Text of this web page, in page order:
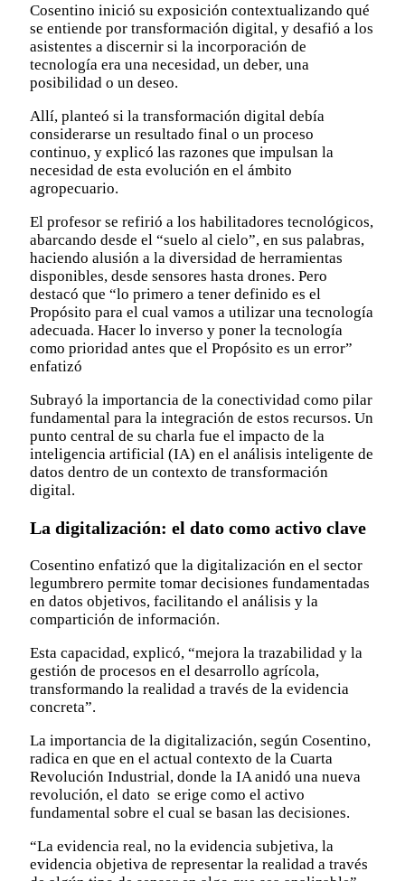
Cosentino inició su exposición contextualizando qué
se entiende por transformación digital, y desafió a los
asistentes a discernir si la incorporación de
tecnología era una necesidad, un deber, una
posibilidad o un deseo.
Allí, planteó si la transformación digital debía
considerarse un resultado final o un proceso
continuo, y explicó las razones que impulsan la
necesidad de esta evolución en el ámbito
agropecuario.
El profesor se refirió a los habilitadores tecnológicos,
abarcando desde el “suelo al cielo”, en sus palabras,
haciendo alusión a la diversidad de herramientas
disponibles, desde sensores hasta drones. Pero
destacó que “lo primero a tener definido es el
Propósito para el cual vamos a utilizar una tecnología
adecuada. Hacer lo inverso y poner la tecnología
como prioridad antes que el Propósito es un error”
enfatizó
Subrayó la importancia de la conectividad como pilar
fundamental para la integración de estos recursos. Un
punto central de su charla fue el impacto de la
inteligencia artificial (IA) en el análisis inteligente de
datos dentro de un contexto de transformación
digital.
La digitalización: el dato como activo clave
Cosentino enfatizó que la digitalización en el sector
legumbrero permite tomar decisiones fundamentadas
en datos objetivos, facilitando el análisis y la
compartición de información.
Esta capacidad, explicó, “mejora la trazabilidad y la
gestión de procesos en el desarrollo agrícola,
transformando la realidad a través de la evidencia
concreta”.
La importancia de la digitalización, según Cosentino,
radica en que en el actual contexto de la Cuarta
Revolución Industrial, donde la IA anidó una nueva
revolución, el dato se erige como el activo
fundamental sobre el cual se basan las decisiones.
“La evidencia real, no la evidencia subjetiva, la
evidencia objetiva de representar la realidad a través